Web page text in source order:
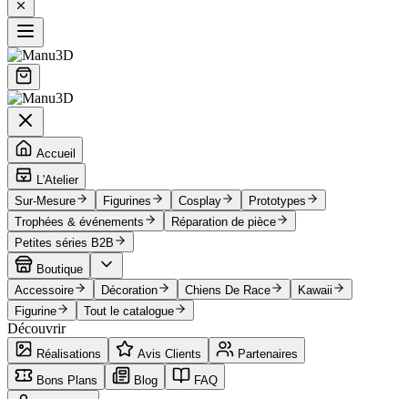
Accueil
L'Atelier
Sur-Mesure
Figurines Cosplay
Prototypes
Trophées & événements
Réparation de pièce
Petites séries B2B
Boutique
Accessoire
Décoration Chiens De Race
Kawaii
Figurine
Tout le catalogue
Découvrir
Réalisations Avis Clients
Partenaires
Bons Plans
Blog
FAQ